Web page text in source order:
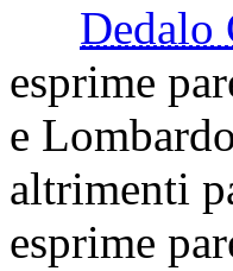
Dedalo
esprime
e
altrimenti
esprime